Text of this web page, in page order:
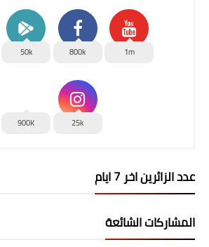
1m
800k
50k
25k
900K
عدد الزائرين اخر 7 ايام
المشاركات الشائعة